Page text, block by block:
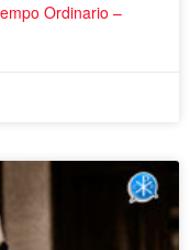
Ordinario –